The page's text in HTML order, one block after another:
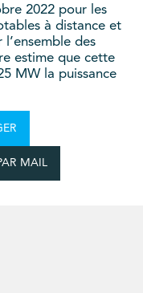
2022 pour les
à distance et
des
estime que cette
MW la puissance
MAIL